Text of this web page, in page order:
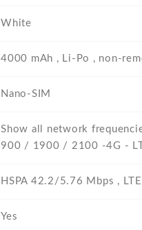
White
4000 mAh , Li-Po , non-
Nano-SIM
Show all network
900 / 1900 / 2100 -4G -
HSPA 42.2/5.76 Mbps ,
Yes